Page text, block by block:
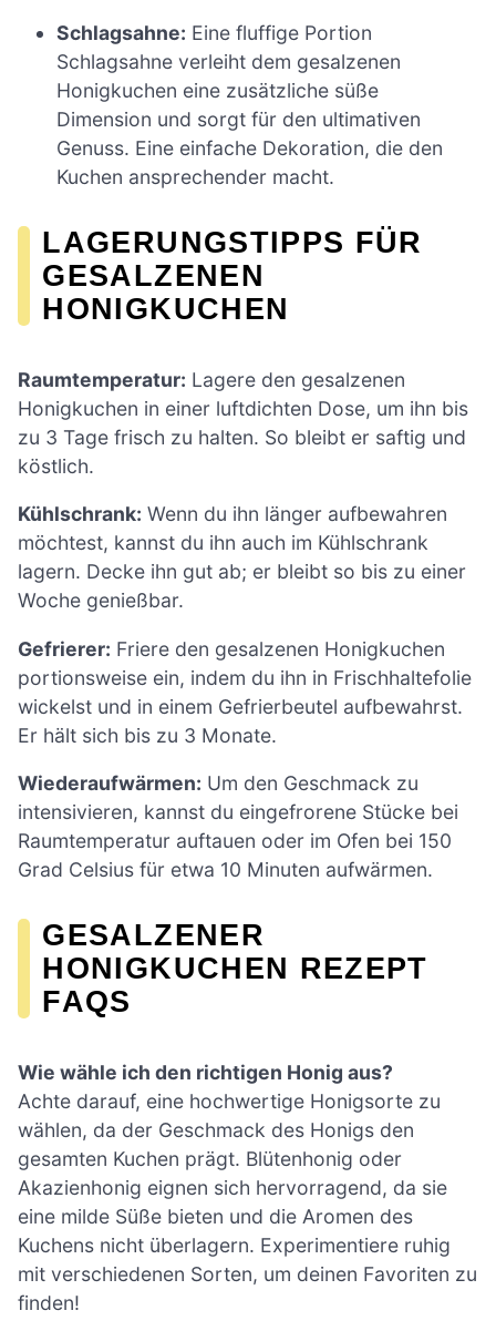
Schlagsahne: Eine fluffige Portion
Schlagsahne verleiht dem gesalzenen
Honigkuchen eine zusätzliche süße
Dimension und sorgt für den ultimativen
Genuss. Eine einfache Dekoration, die den
Kuchen ansprechender macht.
LAGERUNGSTIPPS FÜR
GESALZENEN
HONIGKUCHEN
Raumtemperatur: Lagere den gesalzenen
Honigkuchen in einer luftdichten Dose, um ihn bis
zu 3 Tage frisch zu halten. So bleibt er saftig und
köstlich.
Kühlschrank: Wenn du ihn länger aufbewahren
möchtest, kannst du ihn auch im Kühlschrank
lagern. Decke ihn gut ab; er bleibt so bis zu einer
Woche genießbar.
Gefrierer: Friere den gesalzenen Honigkuchen
portionsweise ein, indem du ihn in Frischhaltefolie
wickelst und in einem Gefrierbeutel aufbewahrst.
Er hält sich bis zu 3 Monate.
Wiederaufwärmen: Um den Geschmack zu
intensivieren, kannst du eingefrorene Stücke bei
Raumtemperatur auftauen oder im Ofen bei 150
Grad Celsius für etwa 10 Minuten aufwärmen.
GESALZENER
HONIGKUCHEN REZEPT
FAQS
Wie wähle ich den richtigen Honig aus?
Achte darauf, eine hochwertige Honigsorte zu
wählen, da der Geschmack des Honigs den
gesamten Kuchen prägt. Blütenhonig oder
Akazienhonig eignen sich hervorragend, da sie
eine milde Süße bieten und die Aromen des
Kuchens nicht überlagern. Experimentiere ruhig
mit verschiedenen Sorten, um deinen Favoriten zu
finden!